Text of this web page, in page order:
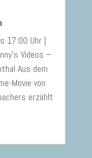
17:00 Uhr |
Videos –
Aus dem
Movie von
erzählt